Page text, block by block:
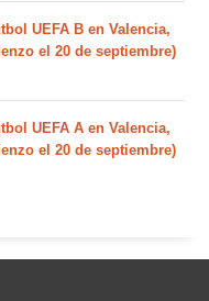
UEFA B en Valencia,
el 20 de septiembre)
UEFA A en Valencia,
el 20 de septiembre)